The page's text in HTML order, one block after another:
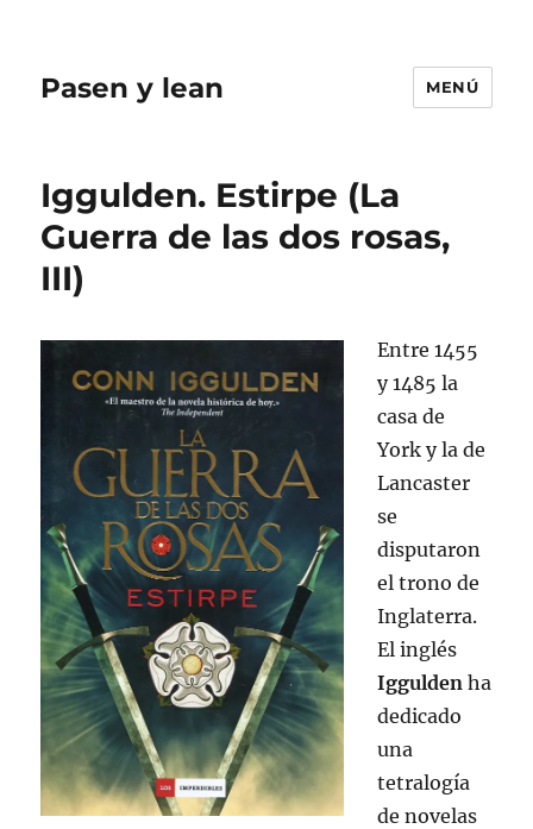
Pasen y lean MENÚ
Iggulden. Estirpe (La
Guerra de las dos rosas,
III)
Entre 1455
y 1485 la
casa de
York y la de
Lancaster
se
disputaron
el trono de
Inglaterra.
El inglés
Iggulden ha
dedicado
una
tetralogía
de novelas